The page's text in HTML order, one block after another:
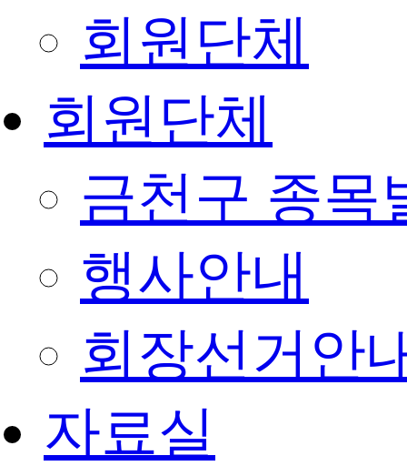
회원단체
회원단체
금천구 종목
행사안내
회장선거안
자료실